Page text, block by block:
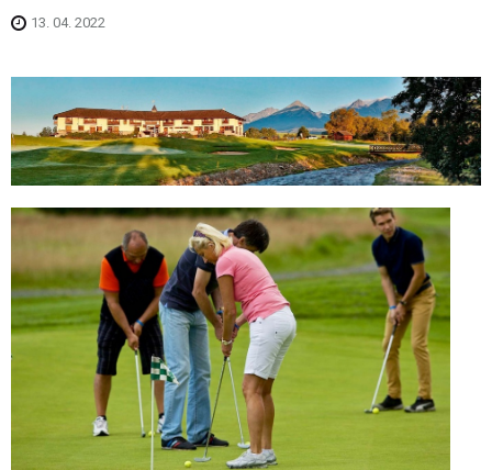
13. 04. 2022